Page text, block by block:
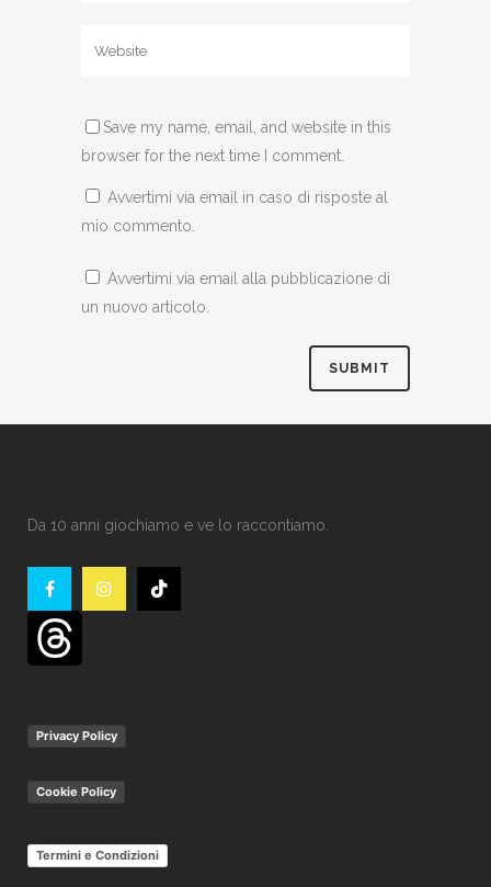
Save my name, email, and website in this
browser for the next time I comment.
Avvertimi via email in caso di risposte al
mio commento.
Avvertimi via email alla pubblicazione di
un nuovo articolo.
Da 10 anni giochiamo e ve lo raccontiamo.
Privacy Policy
Cookie Policy
Termini e Condizioni